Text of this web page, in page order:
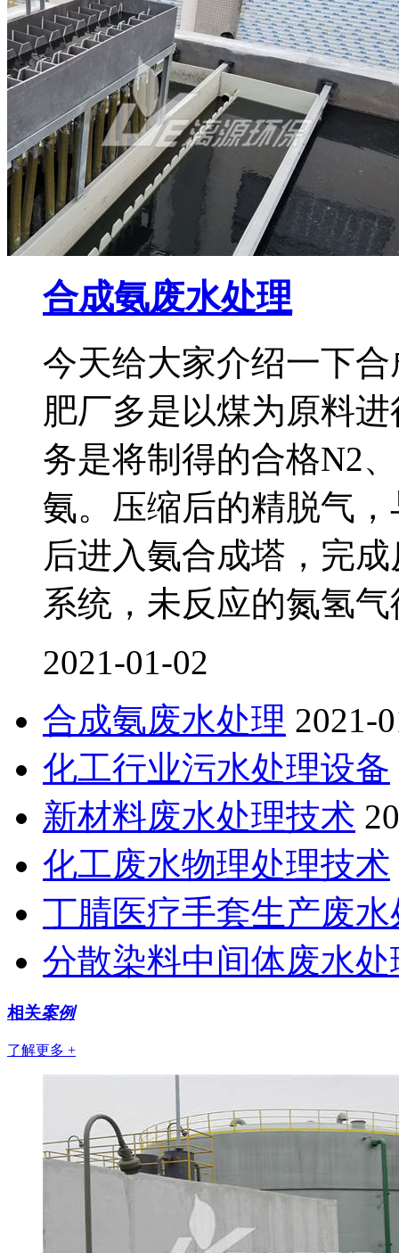
合成氨废水处理
今天给大家介绍一下
肥厂多是以煤为原料
务是将制得的合格N2
氨。压缩后的精脱气
后进入氨合成塔，完
系统，未反应的氮氢
2021-01-02
合成氨废水处理 2021-
化工行业污水处理设备
新材料废水处理技术
化工废水物理处理技术
丁腈医疗手套生产废水
分散染料中间体废水
相关案例
了解更多 +